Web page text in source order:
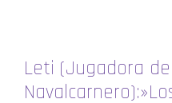
Leti (Jugadora